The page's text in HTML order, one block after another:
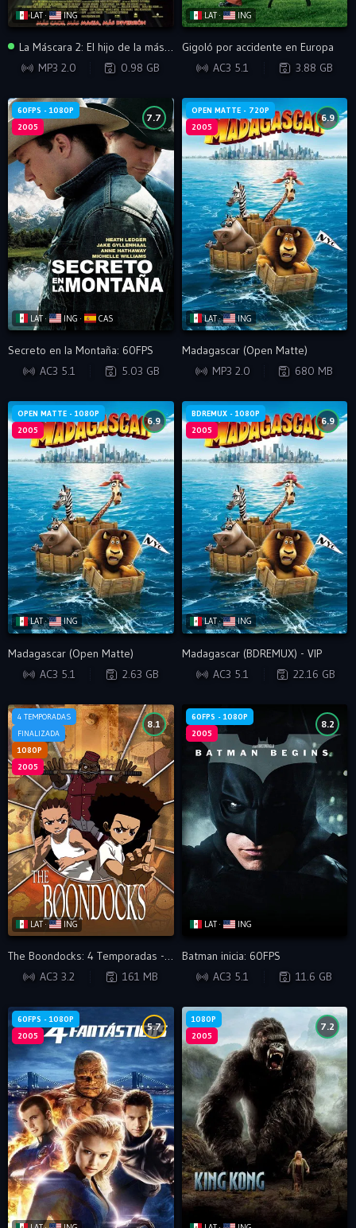
LAT · ING
BRRIP
La Máscara 2: El hijo de la máscara (Open Matte)
MP3 2.0
0.98 GB
LAT · ING
BRRIP
Gigoló por accidente en Europa
AC3 5.1
3.88 GB
60FPS - 1080P
2005
7.7
LAT · ING · CAS
WEB-DL
Secreto en la Montaña: 60FPS
AC3 5.1
5.03 GB
OPEN MATTE - 720P
2005
6.9
LAT · ING
BRRIP
Madagascar (Open Matte)
MP3 2.0
680 MB
OPEN MATTE - 1080P
2005
6.9
LAT · ING
BRRIP
Madagascar (Open Matte)
AC3 5.1
2.63 GB
BDREMUX - 1080P
2005
6.9
LAT · ING
BDRIP
Madagascar (BDREMUX) - VIP
AC3 5.1
22.16 GB
4 TEMPORADAS
FINALIZADA
1080P
2005
8.1
LAT · ING
WEB-DL
The Boondocks: 4 Temporadas - VIP
AC3 3.2
161 MB
60FPS - 1080P
2005
8.2
LAT · ING
BDRIP
Batman inicia: 60FPS
AC3 5.1
11.6 GB
60FPS - 1080P
2005
5.7
1080P
2005
7.2